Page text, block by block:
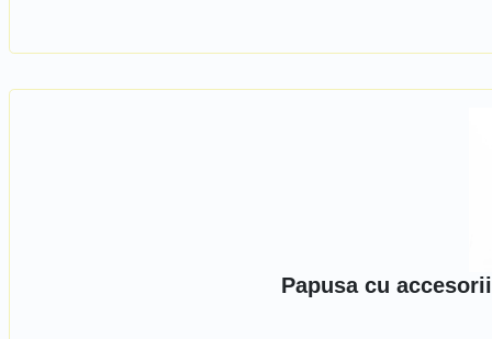
Papusa cu